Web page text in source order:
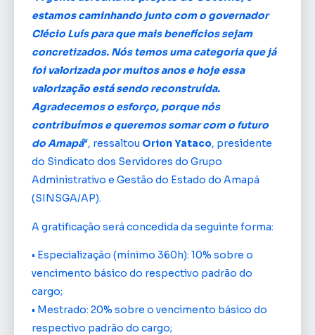
estamos caminhando junto com o governador
Clécio Luís para que mais benefícios sejam
concretizados. Nós temos uma categoria que já
foi valorizada por muitos anos e hoje essa
valorização está sendo reconstruída.
Agradecemos o esforço, porque nós
contribuímos e queremos somar com o futuro
do Amapá“, ressaltou Orion Yataco, presidente
do Sindicato dos Servidores do Grupo
Administrativo e Gestão do Estado do Amapá
(SINSGA/AP).
A gratificação será concedida da seguinte forma:
• Especialização (mínimo 360h): 10% sobre o
vencimento básico do respectivo padrão do
cargo;
• Mestrado: 20% sobre o vencimento básico do
respectivo padrão do cargo;